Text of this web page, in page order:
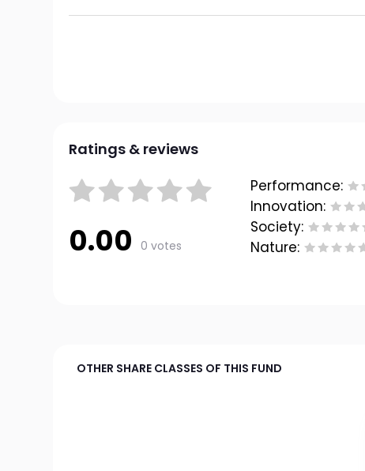
Ratings & reviews
0.00 0 votes
Performance:
Innovation:
Society:
Nature:
OTHER SHARE CLASSES OF THIS FUND